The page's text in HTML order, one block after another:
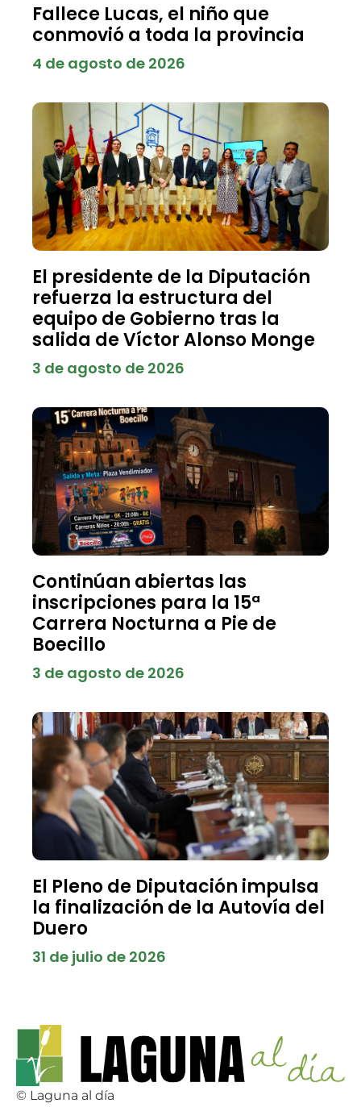
Fallece Lucas, el niño que
conmovió a toda la provincia
4 de agosto de 2026
El presidente de la Diputación
refuerza la estructura del
equipo de Gobierno tras la
salida de Víctor Alonso Monge
3 de agosto de 2026
Continúan abiertas las
inscripciones para la 15ª
Carrera Nocturna a Pie de
Boecillo
3 de agosto de 2026
El Pleno de Diputación impulsa
la finalización de la Autovía del
Duero
31 de julio de 2026
© Laguna al día